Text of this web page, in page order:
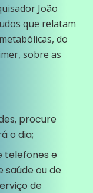
João
que relatam
do
sobre as
procure
o dia;
telefones e
saúde ou de
de